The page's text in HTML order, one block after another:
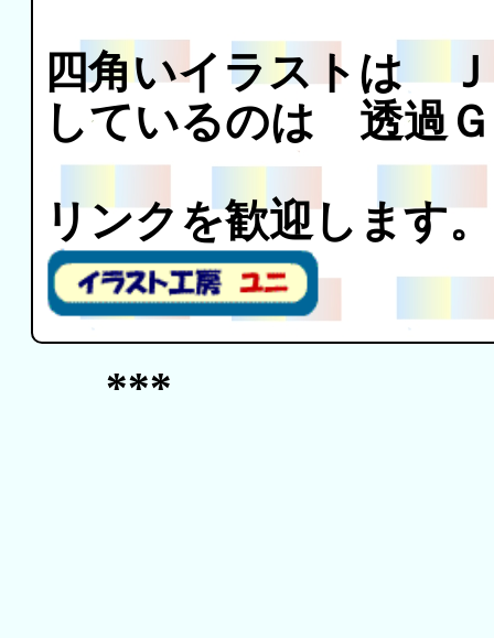
四角いイラストは
しているのは 透過
リンクを歓迎します。
***